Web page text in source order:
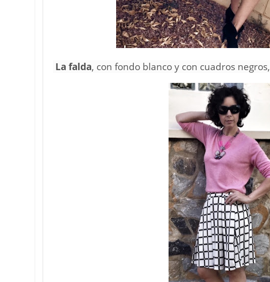
La falda, con fondo blanco y con cuadros negros,